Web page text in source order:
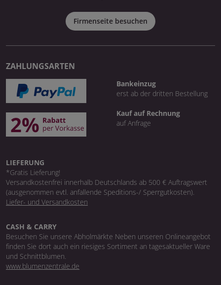
Firmenseite besuchen
ZAHLUNGSARTEN
Bankeinzug
erst ab der dritten Bestellung
Kauf auf Rechnung
auf Anfrage
LIEFERUNG
*Gratis Lieferung!
Versandkostenfrei innerhalb Deutschlands ab 500 € Auftragswert
(ausgenommen evtl. anfallende Speditions-/ Sperrgutkosten).
Liefer- und Versandkosten
CASH & CARRY
Besuchen Sie unsere Abholmärkte Neben unseren Onlineangebot
finden Sie dort auch ein riesiges Sortiment an tagesaktueller Ware
und Schnittblumen.
www.blumenzentrale.de